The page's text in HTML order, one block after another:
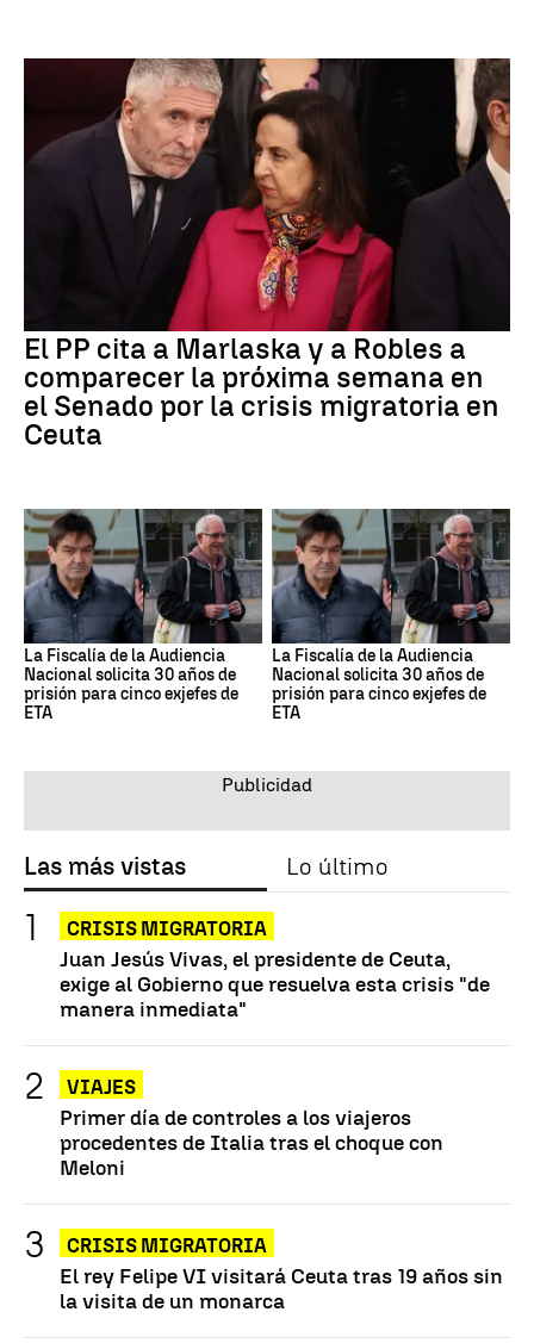
El PP cita a Marlaska y a Robles a
comparecer la próxima semana en
el Senado por la crisis migratoria en
Ceuta
La Fiscalía de la Audiencia
Nacional solicita 30 años de
prisión para cinco exjefes de
ETA
La Fiscalía de la Audiencia
Nacional solicita 30 años de
prisión para cinco exjefes de
ETA
Las más vistas Lo último
CRISIS MIGRATORIA
Juan Jesús Vivas, el presidente de Ceuta,
exige al Gobierno que resuelva esta crisis "de
manera inmediata"
VIAJES
Primer día de controles a los viajeros
procedentes de Italia tras el choque con
Meloni
CRISIS MIGRATORIA
El rey Felipe VI visitará Ceuta tras 19 años sin
la visita de un monarca